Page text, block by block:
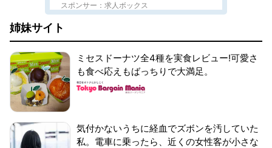
スポンサー：求人ボックス
姉妹サイト
ミセスドーナツ全4種を実食レビュー!可愛さ
も食べ応えもばっちりで大満足。
気付かないうちに経血でズボンを汚していた
私。電車に乗ったら、近くの女性客が小さな